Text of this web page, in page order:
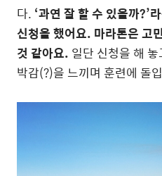
다. ‘과연 잘 할 수 있을까?’
신청을 했어요. 마라톤은 고
것 같아요. 일단 신청을 해
박감(?)을 느끼며 훈련에 돌